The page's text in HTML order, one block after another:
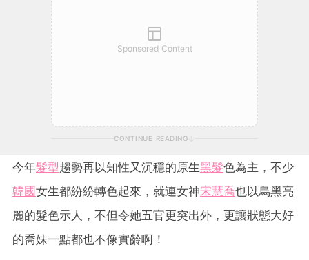
Sponsored Content
CONTINUE READING
今年髮型趨勢再以知性又沉穩的原生黑髮色為主，不少
韓國女生都紛紛轉色起來，就連女神宋慧喬也以烏黑亮
麗的髮色示人，不但令她五官更突出外，更讓狀態大好
的喬妹一點都也不像實齡啊！